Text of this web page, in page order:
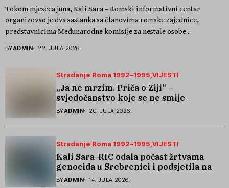
Tokom mjeseca juna, Kali Sara – Romski informativni centar
organizovao je dva sastanka sa članovima romske zajednice,
predstavnicima Međunarodne komisije za nestale osobe...
BYADMIN 22. JULA 2026.
Stradanje Roma 1992–1995 VIJESTI
„Ja ne mrzim. Priča o Ziji“ –
svjedočanstvo koje se ne smije
zaboraviti
BYADMIN 20. JULA 2026.
Stradanje Roma 1992–1995 VIJESTI
Kali Sara-RIC odala počast žrtvama
genocida u Srebrenici i podsjetila na
stradanje Roma iz Skočića
BYADMIN 14. JULA 2026.